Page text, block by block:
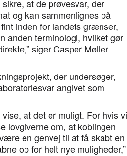
at de prøvesvar, der
og kan sammenlignes på
inden for landets grænser,
anden terminologi, hvilket gør
siger Casper Møller
der undersøger,
angivet som
at det er muligt. For hvis vi
lovgiverne om, at koblingen
en genvej til at få skabt en
op for helt nye muligheder,”